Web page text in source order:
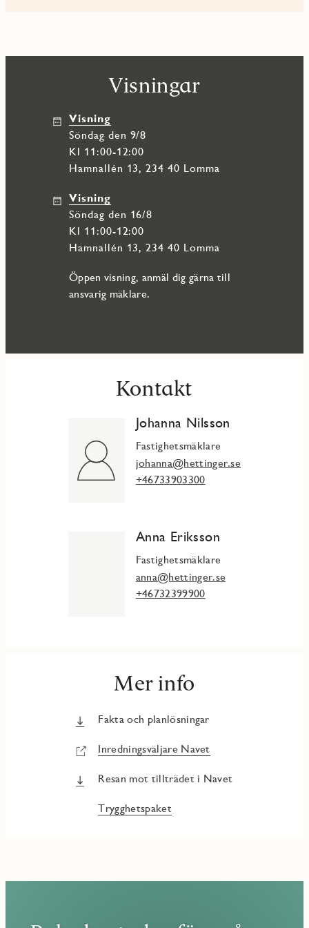
Visningar
Visning
söndag den 9/8
Kl 11:00-12:00
Hamnallén 13, 234 40 Lomma
Visning
söndag den 16/8
Kl 11:00-12:00
Hamnallén 13, 234 40 Lomma
Öppen visning, anmäl dig gärna till
ansvarig mäklare.
Kontakt
Johanna Nilsson
Fastighetsmäklare
johanna@hettinger.se
+46733903300
Anna Eriksson
Fastighetsmäklare
anna@hettinger.se
+46732399900
Mer info
Fakta och planlösningar
Inredningsväljare Navet
Resan mot tillträdet i Navet
Trygghetspaket